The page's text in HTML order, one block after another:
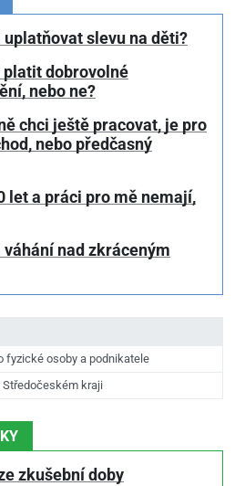
fyzické osoby a podnikatele
Středočeském kraji
zkušební doby
uplatňovat slevu na děti?
platit dobrovolné
nebo ne?
chci ještě pracovat, je pro
nebo předčasný
let a práci pro mě nemají,
váhání nad zkráceným